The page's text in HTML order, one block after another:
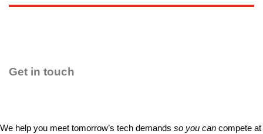
Get in touch
We help you meet tomorrow’s tech demands so you can compete at